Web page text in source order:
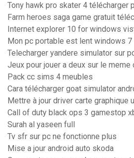
Tony hawk pro skater 4 télécharger
Farm heroes saga game gratuit
Internet explorer 10 for windows
Mon pc portable est lent windows 7
Telecharger yandere simulator sur
Jeux pour jouer a deux sur le meme
Pack cc sims 4 meubles
Cara télécharger goat simulator
Mettre à jour driver carte graphique
Call of duty black ops 3 gamestop
Surah al yaseen full
Tv sfr sur pc ne fonctionne plus
Mise a jour android auto skoda